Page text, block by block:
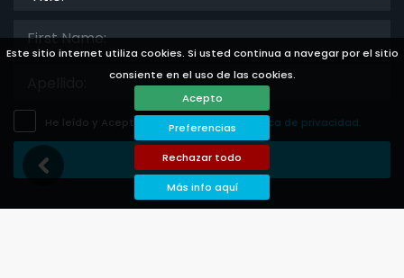
Este sitio internet utiliza cookies. Si usted continua a navegar por el sitio
consiente en el uso de las cookies.
Acepto
Preferencias
Rechazar todo
Más info aquí
He leído y Acepto el aviso legal y la politica de privacidad
Guardar Suscripción